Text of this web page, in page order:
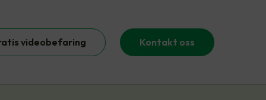
videobefaring Kontakt oss